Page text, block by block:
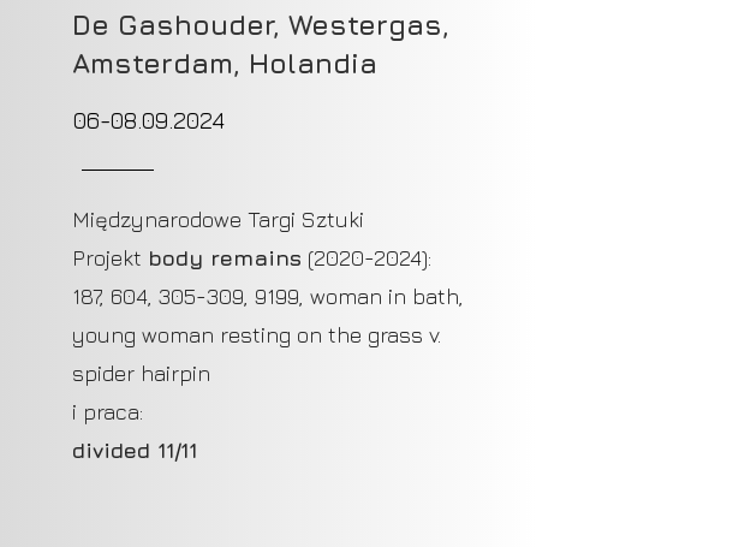
De Gashouder, Westergas,
Amsterdam, Holandia
06-08.09.2024
Międzynarodowe Targi Sztuki
Projekt body remains (2020-2024):
187, 604, 305-309, 9199, woman in bath,
young woman resting on the grass v.
spider hairpin
i praca:
divided 11/11